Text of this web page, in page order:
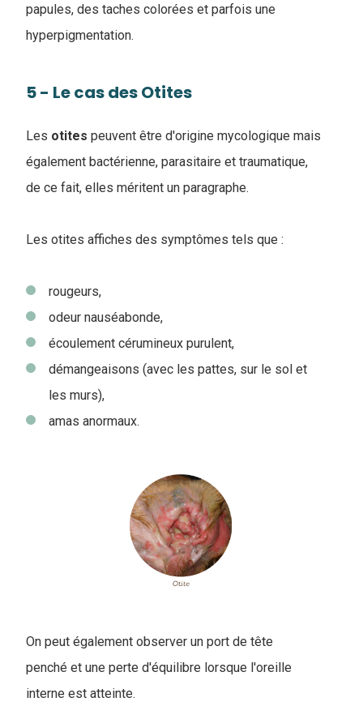
papules, des taches colorées et parfois une
hyperpigmentation.
5 - Le cas des Otites
Les otites peuvent être d'origine mycologique mais
également bactérienne, parasitaire et traumatique,
de ce fait, elles méritent un paragraphe.
Les otites affiches des symptômes tels que :
rougeurs,
odeur nauséabonde,
écoulement cérumineux purulent,
démangeaisons (avec les pattes, sur le sol et
les murs),
amas anormaux.
On peut également observer un port de tête
penché et une perte d'équilibre lorsque l'oreille
interne est atteinte.